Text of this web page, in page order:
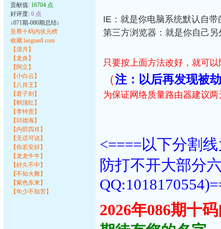
贡献值: 16704 点
好评度: 0 点
↓071期-080期总结↓
至尊十码内状元榜
收藏:langtan8.com
【清月】
【龙炎】
【阿立】
【小白云】
【八肖王】
【君子剑】
【鹤顶红】
【李钟意】
【邱德海】
【内部四肖】
【无话可说】
【你若安好】
【龙龙牛牛】
【好久不中】
【不知火舞】
【紫色东来】
【年少不知苦】
IE：就是你电脑系统默认自
第三方浏览器：就是你自己
只要按上面方法改好，就可
（注：以后再发现被
为保证网络质量路由器建议
<====以下分割
防打不开大部分
2026年086期十